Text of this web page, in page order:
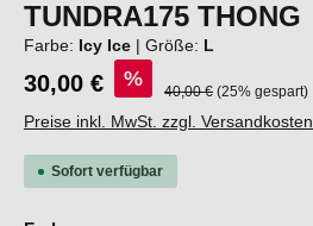
TUNDRA175 THONG
Farbe: Icy Ice | Größe: L
30,00 € % Regulärer Preis:
40,00 € (25% gespart)
Preise inkl. MwSt. zzgl. Versandkosten
Sofort verfügbar